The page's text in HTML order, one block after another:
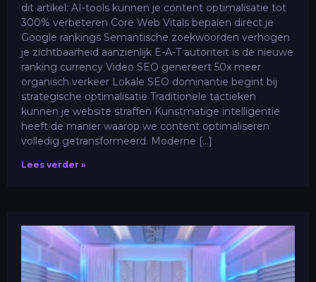
dit artikel: AI-tools kunnen je content optimalisatie tot
300% verbeteren Core Web Vitals bepalen direct je
Google rankings Semantische zoekwoorden verhogen
je zichtbaarheid aanzienlijk E-A-T autoriteit is de nieuwe
ranking currency Video SEO genereert 50x meer
organisch verkeer Lokale SEO dominantie begint bij
strategische optimalisatie Traditionele tactieken
kunnen je website straffen Kunstmatige intelligentie
heeft de manier waarop we content optimaliseren
volledig getransformeerd. Moderne […]
Lees verder »